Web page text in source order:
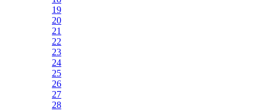
19
20
21
22
23
24
25
26
27
28